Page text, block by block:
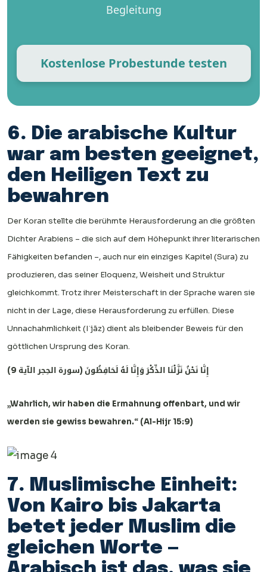
Begleitung
Kostenlose Probestunde testen
6. Die arabische Kultur
war am besten geeignet,
den Heiligen Text zu
bewahren
Der Koran stellte die berühmte Herausforderung an die größten
Dichter Arabiens – die sich auf dem Höhepunkt ihrer literarischen
Fähigkeiten befanden –, auch nur ein einziges Kapitel (Sura) zu
produzieren, das seiner Eloquenz, Weisheit und Struktur
gleichkommt. Trotz ihrer Meisterschaft in der Sprache waren sie
nicht in der Lage, diese Herausforderung zu erfüllen. Diese
Unnachahmlichkeit (Iʿjāz) dient als bleibender Beweis für den
göttlichen Ursprung des Koran.
إِنَّا نَحْنُ نَزَّلْنَا الذِّكْرَ وَإِنَّا لَهُ لَحَافِظُونَ (سورة الحِجر الآية 9)
„Wahrlich, wir haben die Ermahnung offenbart, und wir
werden sie gewiss bewahren.“ (Al-Hijr 15:9)
7. Muslimische Einheit:
Von Kairo bis Jakarta
betet jeder Muslim die
gleichen Worte —